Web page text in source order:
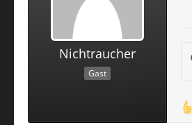
Nichtraucher
Gast